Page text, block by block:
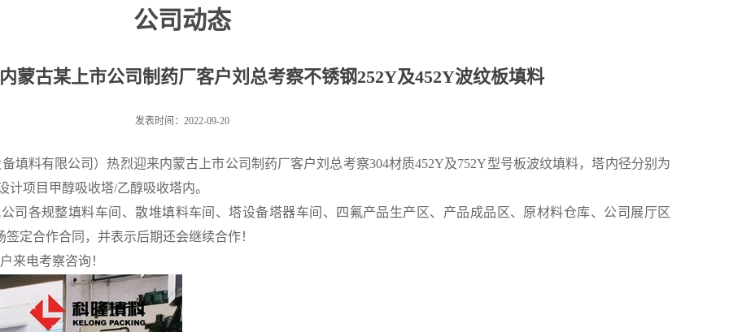
公司动态
蒙古某上市公司制药厂客户刘总考察不锈钢252Y及452Y波纹板填料
发表时间：2022-09-20
填料有限公司） 热烈迎来内蒙古上市公司制药厂客户刘总考察304材质452Y及752Y型号板波纹填料，塔内径分别为
计项目甲醇吸收塔/乙醇吸收塔内。
司各规整填料车间、散堆填料车间、塔设备塔器车间、
四氟产品生产区、产品成品区、原材料仓库、公司展厅区
定合作合同，并表示后期还会继续合作！
来电考察咨询！